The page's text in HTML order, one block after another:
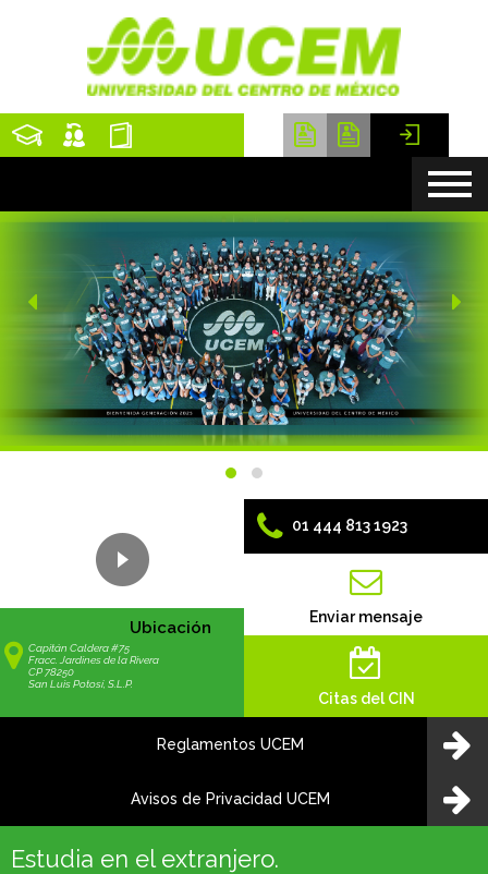
Ubicación
Capitán Caldera #75
Fracc. Jardines de la Rivera
CP 78250
San Luis Potosí, S.L.P.
01 444 813 1923
Enviar mensaje
Citas del CIN
Reglamentos UCEM
Avisos de Privacidad UCEM
Estudia en el extranjero.